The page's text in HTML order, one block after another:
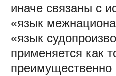
иначе связаны с
«язык
«язык
применяется как
преимущественно